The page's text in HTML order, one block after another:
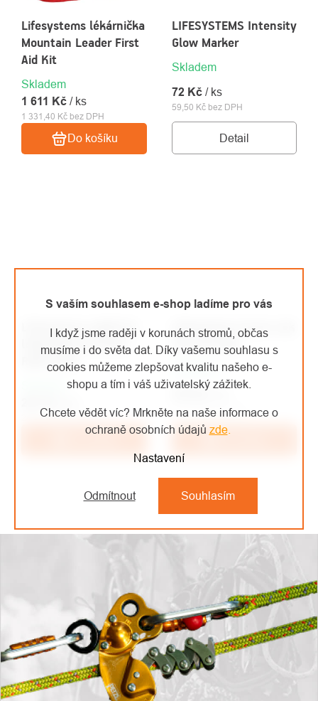
S vaším souhlasem e-shop ladíme pro vás
I když jsme raději v korunách stromů, občas
musíme i do světa dat. Díky vašemu souhlasu s
cookies můžeme zlepšovat kvalitu našeho e-
shopu a tím i váš uživatelský zážitek.
Chcete vědět víc? Mrkněte na naše informace o
ochraně osobních údajů zde.
Nastavení
Odmítnout Souhlasím
Lifesystems lékárnička
Mountain Leader First
Aid Kit
Skladem
1 331,40 Kč bez DPH
1 611 Kč / ks
Do košíku
LIFESYSTEMS Intensity
Glow Marker
Skladem
59,50 Kč bez DPH
72 Kč / ks
Detail
Lifesystems náplň do
lékárničky Dressing
Refill Pack
245,45 Kč bez DPH
Lifesystems termo vak
Thermal Bag
Skladem
223,14 Kč bez DPH
270 Kč
PRVKY